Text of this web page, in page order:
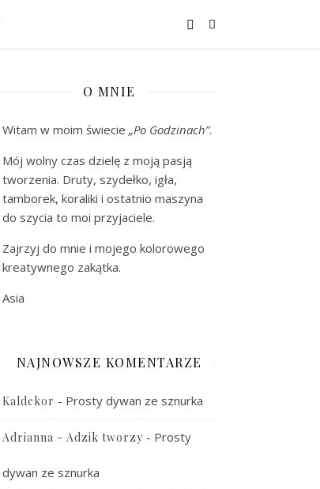
O MNIE
Witam w moim świecie „Po Godzinach”.
Mój wolny czas dzielę z moją pasją
tworzenia. Druty, szydełko, igła,
tamborek, koraliki i ostatnio maszyna
do szycia to moi przyjaciele.
Zajrzyj do mnie i mojego kolorowego
kreatywnego zakątka.
Asia
NAJNOWSZE KOMENTARZE
Kaldekor - Prosty dywan ze sznurka
Adrianna - Adzik tworzy - Prosty
dywan ze sznurka